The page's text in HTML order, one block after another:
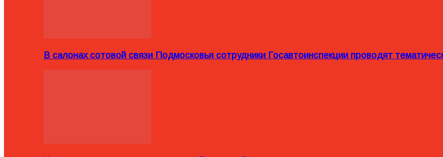
В салонах сотовой связи Подмосковья сотрудники Госавтоинспекции проводят